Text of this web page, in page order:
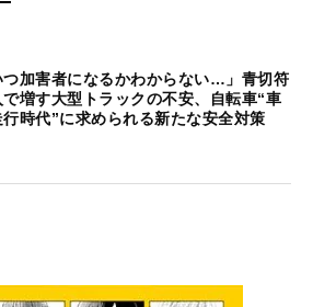
つ加害者になるかわからない…」青切符
で増す大型トラックの不安、自転車“車
時代”に求められる新たな安全対策